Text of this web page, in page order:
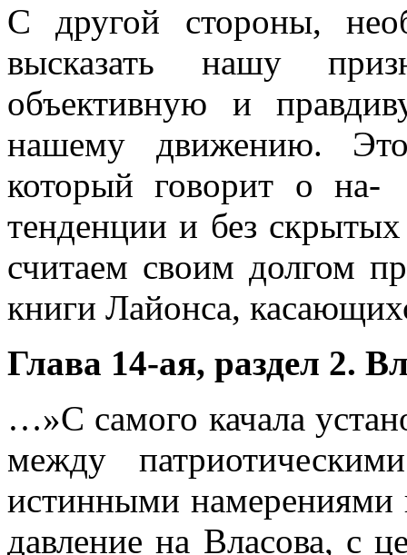
С другой стороны,
высказать нашу
объективную и
нашему движению.
который говорит о
тенденции и без
считаем своим долгом
книги Лай­онса,
Глава 14-ая, раздел 2.
…»С самого качала
между
истинными намерениями
давление на Власова, с